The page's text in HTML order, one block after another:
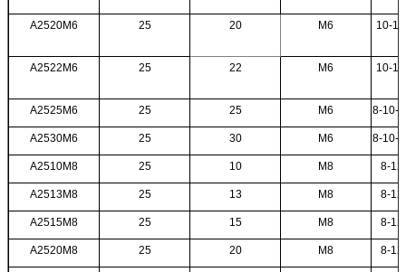
A2520M6 25 20 M6 10-
A2522M6 25 22 M6 10-
A2525M6 25 25 M6 8-10-
A2530M6 25 30 M6 8-10-
A2510M8 25 10 M8 8-
A2513M8 25 13 M8 8-
A2515M8 25 15 M8 8-
A2520M8 25 20 M8 8-